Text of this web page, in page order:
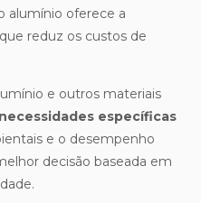
alumínio oferece a
reduz os custos de
e outros materiais
necessidades específicas
e o desempenho
decisão baseada em